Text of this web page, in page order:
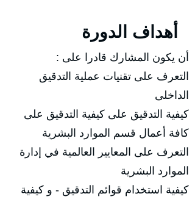
أن يكون المشارك قادرا على :
التعرف على تقنيات عملية التدقيق
الداخلى
كيفية التدقيق على كيفية التدقيق على
كافة أعمال قسم الموارد البشرية
التعرف على المعايير العالمية في إدارة
الموارد البشرية
كيفية استخدام قوائم التدقيق - و كيفية